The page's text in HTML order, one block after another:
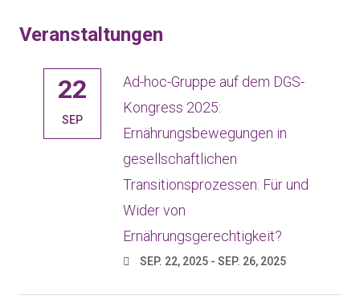
Veranstaltungen
22
SEP
Ad-hoc-Gruppe auf dem DGS-
Kongress 2025:
Ernährungsbewegungen in
gesellschaftlichen
Transitionsprozessen: Für und
Wider von
Ernährungsgerechtigkeit?
SEP. 22, 2025 - SEP. 26, 2025